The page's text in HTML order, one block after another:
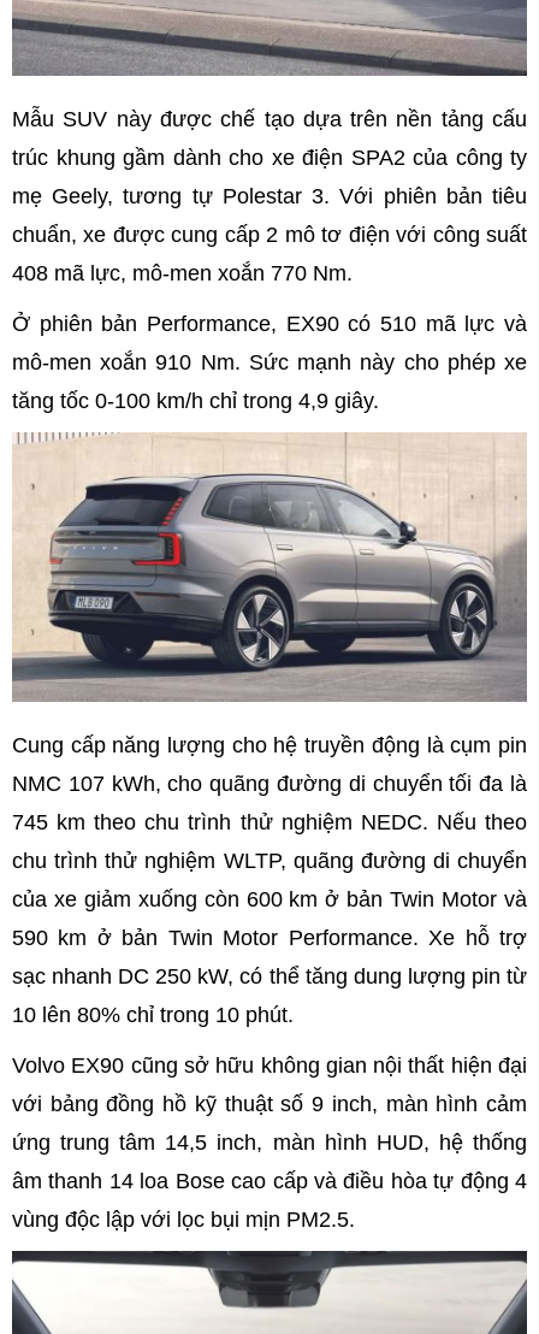
Mẫu SUV này được chế tạo dựa trên nền tảng cấu
trúc khung gầm dành cho xe điện SPA2 của công ty
mẹ Geely, tương tự Polestar 3. Với phiên bản tiêu
chuẩn, xe được cung cấp 2 mô tơ điện với công suất
408 mã lực, mô-men xoắn 770 Nm.
Ở phiên bản Performance, EX90 có 510 mã lực và
mô-men xoắn 910 Nm. Sức mạnh này cho phép xe
tăng tốc 0-100 km/h chỉ trong 4,9 giây.
Cung cấp năng lượng cho hệ truyền động là cụm pin
NMC 107 kWh, cho quãng đường di chuyển tối đa là
745 km theo chu trình thử nghiệm NEDC. Nếu theo
chu trình thử nghiệm WLTP, quãng đường di chuyển
của xe giảm xuống còn 600 km ở bản Twin Motor và
590 km ở bản Twin Motor Performance. Xe hỗ trợ
sạc nhanh DC 250 kW, có thể tăng dung lượng pin từ
10 lên 80% chỉ trong 10 phút.
Volvo EX90 cũng sở hữu không gian nội thất hiện đại
với bảng đồng hồ kỹ thuật số 9 inch, màn hình cảm
ứng trung tâm 14,5 inch, màn hình HUD, hệ thống
âm thanh 14 loa Bose cao cấp và điều hòa tự động 4
vùng độc lập với lọc bụi mịn PM2.5.